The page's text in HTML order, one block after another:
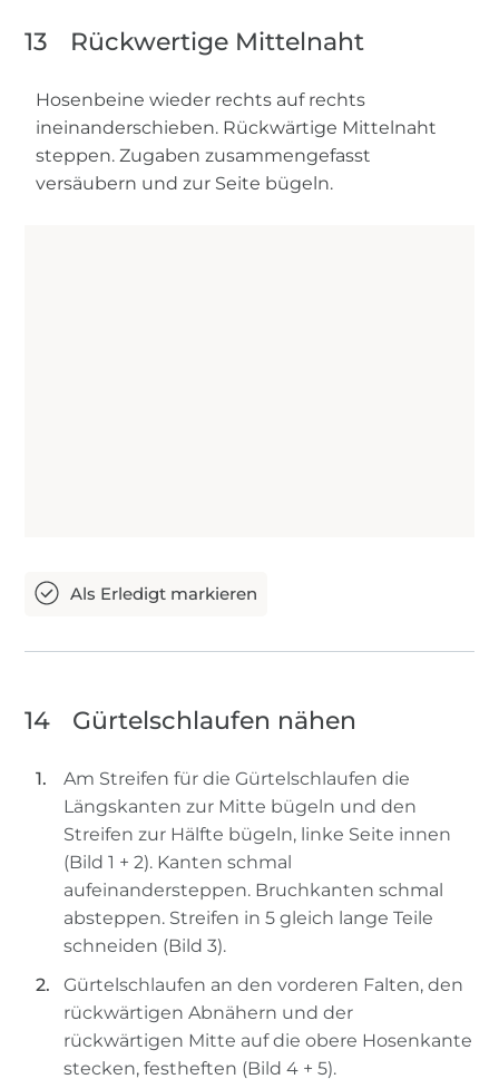
13 Rückwertige Mittelnaht
Hosenbeine wieder rechts auf rechts
ineinanderschieben. Rückwärtige Mittelnaht
steppen. Zugaben zusammengefasst
versäubern und zur Seite bügeln.
14 Gürtelschlaufen nähen
Am Streifen für die Gürtelschlaufen die
Längskanten zur Mitte bügeln und den
Streifen zur Hälfte bügeln, linke Seite innen
(Bild 1 + 2). Kanten schmal
aufeinandersteppen. Bruchkanten schmal
absteppen. Streifen in 5 gleich lange Teile
schneiden (Bild 3).
Gürtelschlaufen an den vorderen Falten, den
rückwärtigen Abnähern und der
rückwärtigen Mitte auf die obere Hosenkante
stecken, festheften (Bild 4 + 5).